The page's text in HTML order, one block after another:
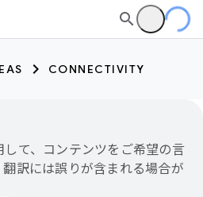
CONNECTIVITY
て、コンテンツをご希望の言
訳には誤りが含まれる場合が